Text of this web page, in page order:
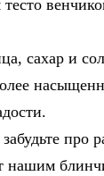
сахар и
про
нашим